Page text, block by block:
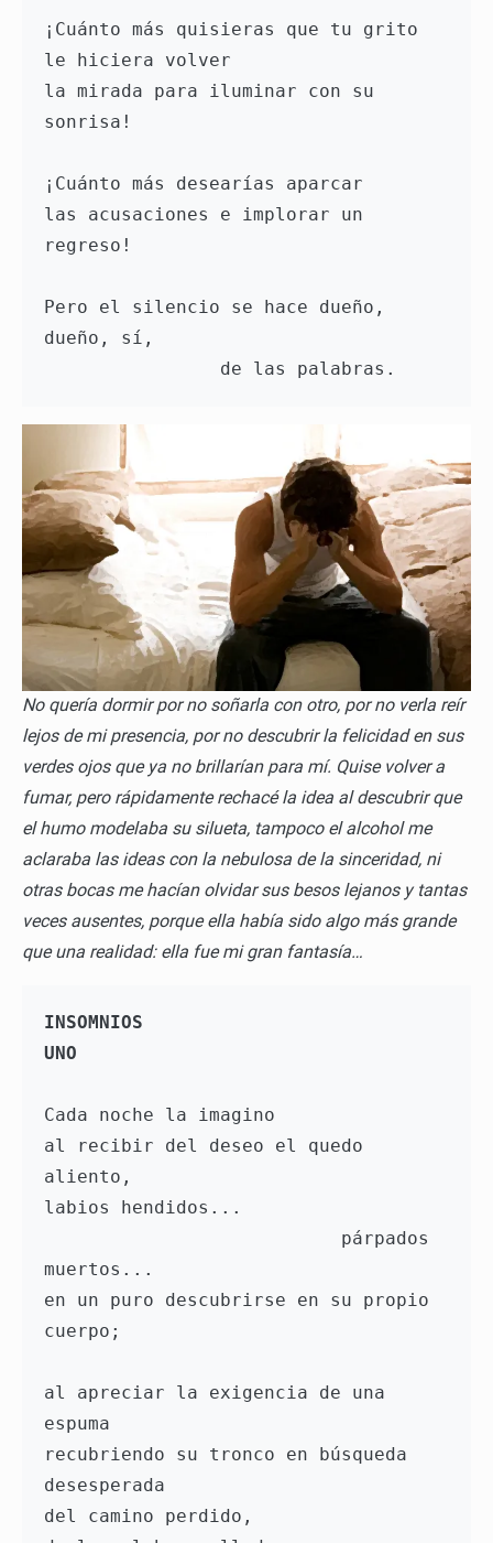
¡Cuánto más quisieras que tu grito
le hiciera volver
la mirada para iluminar con su
sonrisa!
¡Cuánto más desearías aparcar
las acusaciones e implorar un
regreso!
Pero el silencio se hace dueño,
dueño, sí,
                de las palabras.
No quería dormir por no soñarla con otro, por no verla reír
lejos de mi presencia, por no descubrir la felicidad en sus
verdes ojos que ya no brillarían para mí. Quise volver a
fumar, pero rápidamente rechacé la idea al descubrir que
el humo modelaba su silueta, tampoco el alcohol me
aclaraba las ideas con la nebulosa de la sinceridad, ni
otras bocas me hacían olvidar sus besos lejanos y tantas
veces ausentes, porque ella había sido algo más grande
que una realidad: ella fue mi gran fantasía…
INSOMNIOS
UNO
Cada noche la imagino
al recibir del deseo el quedo
aliento,
labios hendidos...
muertos...
en un puro descubrirse en su propio
cuerpo;
al apreciar la exigencia de una
espuma
recubriendo su tronco en búsqueda
desesperada
del camino perdido,